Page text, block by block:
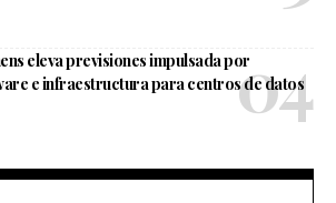
eleva previsiones impulsada por
e infraestructura para centros de datos